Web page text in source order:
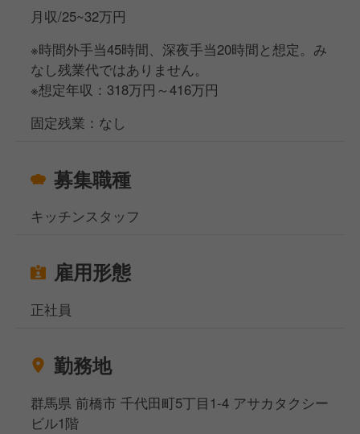
月収/25~32万円
※時間外手当45時間、深夜手当20時間と想定。み
なし残業代ではありません。
※想定年収：318万円～416万円
固定残業：なし
募集職種
キッチンスタッフ
雇用形態
正社員
勤務地
群馬県 前橋市 千代田町5丁目1-4 アサカタクシー
ビル1階